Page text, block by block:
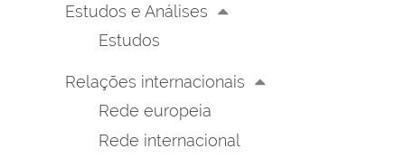
Estudos e Análises
Estudos
Relações internacionais
Rede europeia
Rede internacional